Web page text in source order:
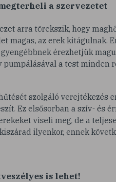
a szervezetet
arra törekszik, hogy
magas, az erek kitágulnak.
érezhetjük
pumpálásával a test minden
szolgáló verejtékezés
Ez elsősorban a szív- és
viseli meg, de a
ilyenkor, ennek
is lehet!